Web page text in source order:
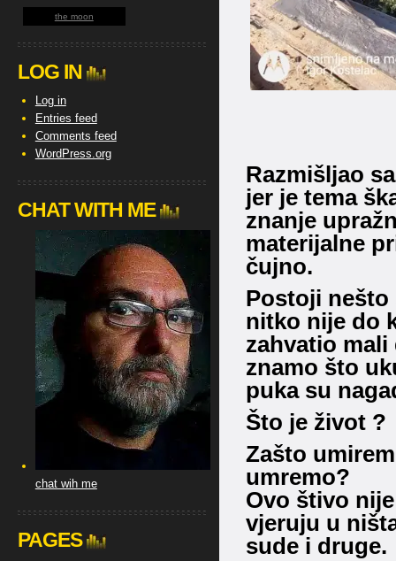
Razmišljao
jer je tema
znanje
materijalne
čujno.
Postoji nešto
nitko nije do
zahvatio
znamo što
puka su
Što je život ?
Zašto
umremo?
Ovo štivo
vjeruju u
sude i druge.
the moon
LOG IN
Log in
Entries feed
Comments feed
WordPress.org
CHAT WITH ME
chat wih me
PAGES